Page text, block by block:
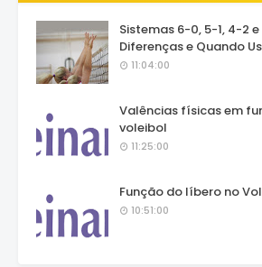
Sistemas 6-0, 5-1, 4-2
Diferenças e Quando
11:04:00
Valências físicas em
voleibol
11:25:00
Função do líbero no
10:51:00